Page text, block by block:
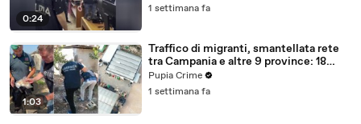
0:24
1 settimana fa
1:03
Traffico di migranti, smantellata rete
tra Campania e altre 9 province: 18
arresti (27.07.26)
Pupia Crime
1 settimana fa